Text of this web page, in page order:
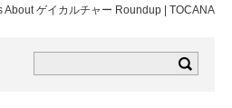
About ゲイカルチャー Roundup | TOCANA